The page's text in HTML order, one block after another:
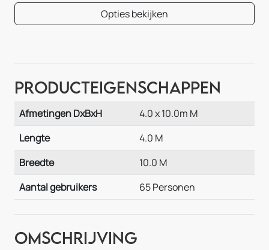
Opties bekijken
Producteigenschappen
Afmetingen DxBxH
4.0 x 10.0m M
Lengte
4.0 M
Breedte
10.0 M
Aantal gebruikers
65 Personen
Omschrijving